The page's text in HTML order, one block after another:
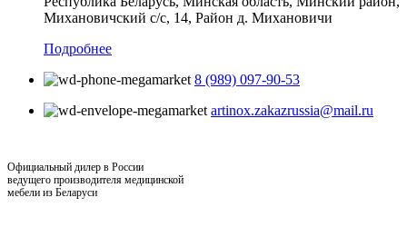
Михановичский с/с, 14, Район д. Михановичи
Подробнее
8 (989) 097-90-53
artinox.zakazrussia@mail.ru
Официальный дилер в России
ведущего производителя медицинской
мебели из Беларуси